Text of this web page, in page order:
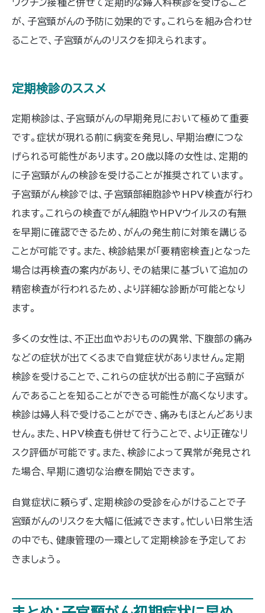
ワクチン接種と併せて定期的な婦人科検診を受けること
が、子宮頸がんの予防に効果的です。これらを組み合わせ
ることで、子宮頸がんのリスクを抑えられます。
定期検診のススメ
定期検診は、子宮頸がんの早期発見において極めて重要
です。症状が現れる前に病変を発見し、早期治療につな
げられる可能性があります。20歳以降の女性は、定期的
に子宮頸がんの検診を受けることが推奨されています。
子宮頸がん検診では、子宮頸部細胞診やHPV検査が行わ
れます。これらの検査でがん細胞やHPVウイルスの有無
を早期に確認できるため、がんの発生前に対策を講じる
ことが可能です。また、検診結果が「要精密検査」となった
場合は再検査の案内があり、その結果に基づいて追加の
精密検査が行われるため、より詳細な診断が可能となり
ます。
多くの女性は、不正出血やおりものの異常、下腹部の痛み
などの症状が出てくるまで自覚症状がありません。定期
検診を受けることで、これらの症状が出る前に子宮頸が
んであることを知ることができる可能性が高くなります。
検診は婦人科で受けることができ、痛みもほとんどありま
せん。また、HPV検査も併せて行うことで、より正確なリ
スク評価が可能です。また、検診によって異常が発見され
た場合、早期に適切な治療を開始できます。
自覚症状に頼らず、定期検診の受診を心がけることで子
宮頸がんのリスクを大幅に低減できます。忙しい日常生活
の中でも、健康管理の一環として定期検診を予定してお
きましょう。